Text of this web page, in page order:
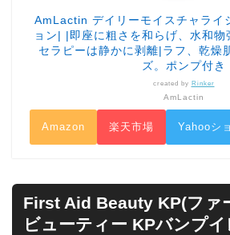
AmLactin デイリーモイスチャライ
ョン| |即座に粗さを和らげ、水和
セラピーは静かに剥離|ラフ、乾燥
ズ。ポンプ付き
created by Rinker
AmLactin
Amazon 楽天市場 Yahooシ
First Aid Beauty KP(ファ
ビューティー KPバンプ